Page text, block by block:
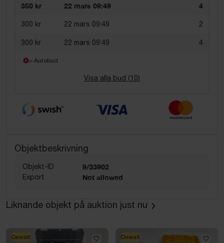
350 kr 22 mars 09:49 4
300 kr 22 mars 09:49 2
300 kr 22 mars 09:49 4
= Autobud
Visa alla bud (10)
Objektbeskrivning
Objekt-ID 9/33902
Export Not allowed
Liknande objekt på auktion just nu
Dewalt Dewalt